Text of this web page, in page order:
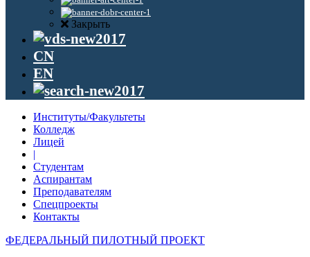
Закрыть
CN
EN
Институты/Факультеты
Колледж
Лицей
|
Студентам
Аспирантам
Преподавателям
Спецпроекты
Контакты
ФЕДЕРАЛЬНЫЙ ПИЛОТНЫЙ ПРОЕКТ